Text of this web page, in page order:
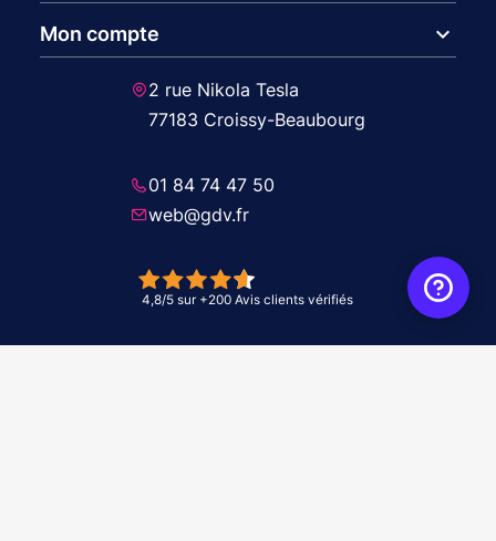
Mon compte expand_more
2 rue Nikola Tesla
77183 Croissy-Beaubourg
01 84 74 47 50
web@gdv.fr